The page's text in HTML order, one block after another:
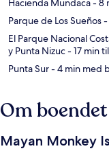
Hacienda Mundaca- 8
Parque de Los Sueños-
El Parque Nacional
y Punta Nizuc- 17 min
Punta Sur- 4 min med
Om boendet
Mayan Monkey